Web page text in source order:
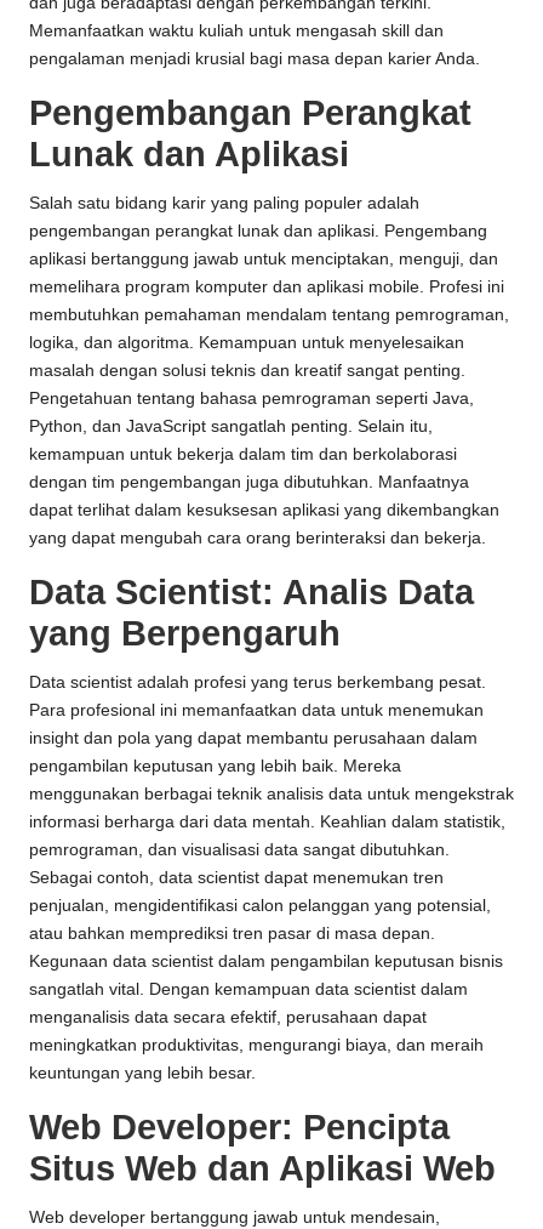
Memanfaatkan waktu kuliah untuk mengasah skill dan
pengalaman menjadi krusial bagi masa depan karier Anda.
Pengembangan Perangkat
Lunak dan Aplikasi
Salah satu bidang karir yang paling populer adalah
pengembangan perangkat lunak dan aplikasi. Pengembang
aplikasi bertanggung jawab untuk menciptakan, menguji, dan
memelihara program komputer dan aplikasi mobile. Profesi ini
membutuhkan pemahaman mendalam tentang pemrograman,
logika, dan algoritma. Kemampuan untuk menyelesaikan
masalah dengan solusi teknis dan kreatif sangat penting.
Pengetahuan tentang bahasa pemrograman seperti Java,
Python, dan JavaScript sangatlah penting. Selain itu,
kemampuan untuk bekerja dalam tim dan berkolaborasi
dengan tim pengembangan juga dibutuhkan. Manfaatnya
dapat terlihat dalam kesuksesan aplikasi yang dikembangkan
yang dapat mengubah cara orang berinteraksi dan bekerja.
Data Scientist: Analis Data
yang Berpengaruh
Data scientist adalah profesi yang terus berkembang pesat.
Para profesional ini memanfaatkan data untuk menemukan
insight dan pola yang dapat membantu perusahaan dalam
pengambilan keputusan yang lebih baik. Mereka
menggunakan berbagai teknik analisis data untuk mengekstrak
informasi berharga dari data mentah. Keahlian dalam statistik,
pemrograman, dan visualisasi data sangat dibutuhkan.
Sebagai contoh, data scientist dapat menemukan tren
penjualan, mengidentifikasi calon pelanggan yang potensial,
atau bahkan memprediksi tren pasar di masa depan.
Kegunaan data scientist dalam pengambilan keputusan bisnis
sangatlah vital. Dengan kemampuan data scientist dalam
menganalisis data secara efektif, perusahaan dapat
meningkatkan produktivitas, mengurangi biaya, dan meraih
keuntungan yang lebih besar.
Web Developer: Pencipta
Situs Web dan Aplikasi Web
Web developer bertanggung jawab untuk mendesain,